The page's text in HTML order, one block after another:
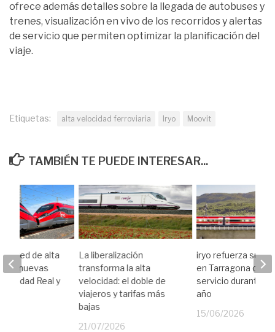
ofrece además detalles sobre la llegada de autobuses y
trenes, visualización en vivo de los recorridos y alertas
de servicio que permiten optimizar la planificación del
viaje.
Etiquetas: alta velocidad ferroviaria Iryo Moovit
TAMBIÉN TE PUEDE INTERESAR...
La liberalización
transforma la alta
velocidad: el doble de
viajeros y tarifas más
bajas
21/07/2026
iryo refuerza su
en Tarragona con
servicio durante
año
15/06/2026
su red de alta
nuevas
Ciudad Real y